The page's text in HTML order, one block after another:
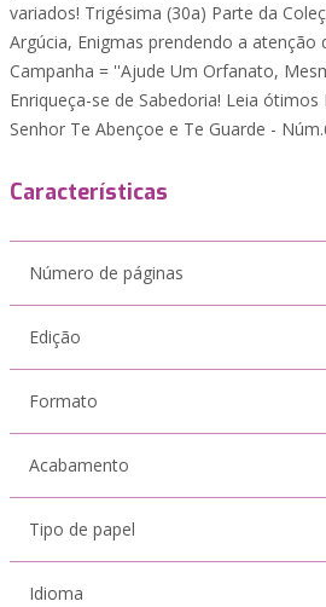
variados! Trigésima (30a) Parte da
Argúcia, Enigmas prendendo a atenção
Campanha = ''Ajude Um Orfanato,
Enriqueça-se de Sabedoria! Leia ótimos
Senhor Te Abençoe e Te Guarde -
Características
Número de páginas
Edição
Formato
Acabamento
Tipo de papel
Idioma